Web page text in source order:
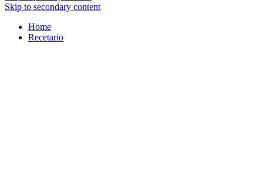
Skip to secondary content
Home
Recetario